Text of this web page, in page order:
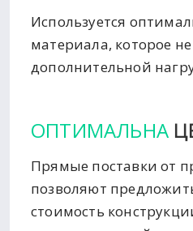
Используется
материала, которое не
дополнительной
ОПТИМАЛЬНА
Прямые поставки от
позволяют
стоимость